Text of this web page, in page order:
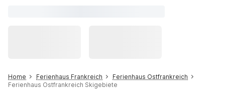
Home Ferienhaus Frankreich
Ferienhaus Ostfrankreich
Ferienhaus Ostfrankreich Skigebiete